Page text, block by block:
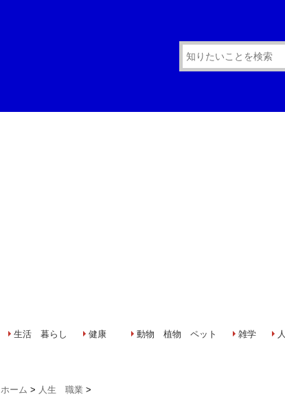
生活 暮らし 健康 動物 植物 ペット 雑学
ホーム > 人生 職業 >